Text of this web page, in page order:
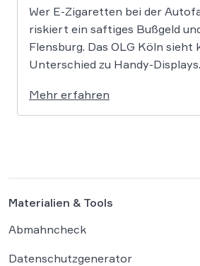
Wer E-Zigaretten bei der
riskiert ein saftiges Bußgeld
Flensburg. Das OLG Köln sieht
Unterschied zu Handy-
Autofahrt zu bedienen, verstößt
Handyverbot des § 23 Abs. 1a
Mehr erfahren
Materialien & Tools
Abmahncheck
Datenschutzgenerator